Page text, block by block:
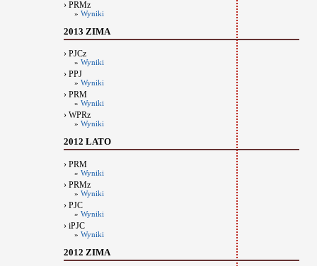
› PRMz
» Wyniki
2013 ZIMA
› PJCz
» Wyniki
› PPJ
» Wyniki
› PRM
» Wyniki
› WPRz
» Wyniki
2012 LATO
› PRM
» Wyniki
› PRMz
» Wyniki
› PJC
» Wyniki
› iPJC
» Wyniki
2012 ZIMA